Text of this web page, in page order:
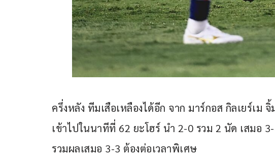
ครึ่งหลัง ทีมเสือเหลืองได้อีก จาก มาร์กอส กิลเยร์เม
เข้าไปในนาทีที่ 62 ยะโฮร์ นำ 2-0 รวม 2 นัด เสมอ
รวมผลเสมอ 3-3 ต้องต่อเวลาพิเศษ